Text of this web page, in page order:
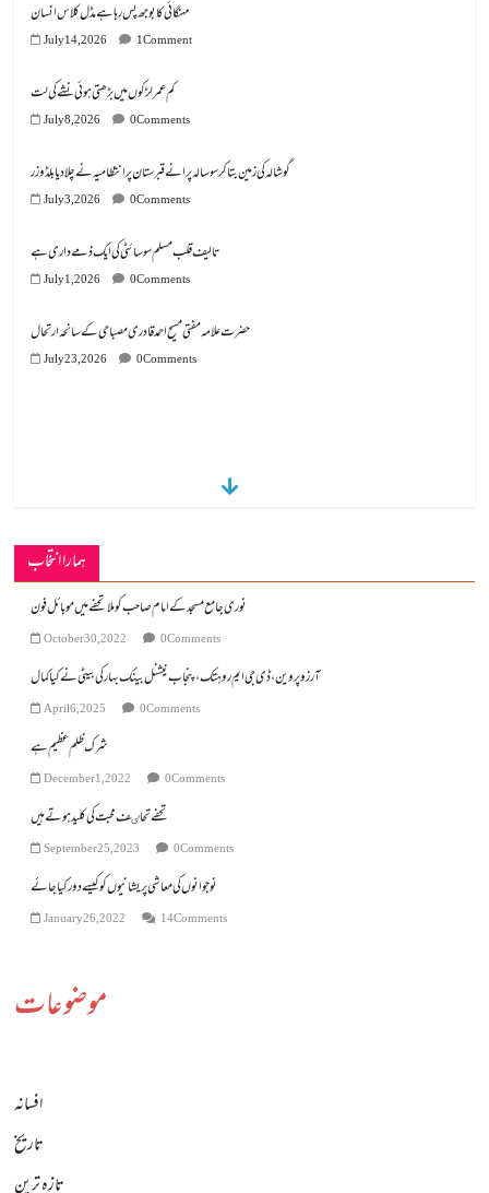
مہنگائی کا بوجھ پس رہا ہے مڈل کلاس انسان
July 14, 2026 1 Comment
کم عمر لڑکوں میں بڑھتی ہوئی نشے کی لت
July 8, 2026 0 Comments
گوشالہ کی زمین بتا کر سوسالہ پرانے قبرستان پر انتظامیہ نے چلا دیا بلڈوزر
July 3, 2026 0 Comments
تالیف قلب مسلم سوسائٹی کی ایک ذمے داری ہے
July 1, 2026 0 Comments
July 23, 2026 0 Comments
ہمارا انتخاب
نوری جامع مسجد کے امام صاحب کو ملا تحفے میں موبائل فون
October 30, 2022 0 Comments
آرزو پروین ،ڈی جی ایم روہتک ،پنجاب نیشنل بینک بہار کی بیٹی نے کیا کمال
April 6, 2025 0 Comments
شرک ظلم عظیم ہے
December 1, 2022 0 Comments
تحفے تحاٸف محبت کی کلید ہوتے ہیں
September 25, 2023 0 Comments
نوجوانوں کی معاشی پریشانیوں کوکیسے دورکیا جائے
January 26, 2022 14 Comments
موضوعات
افسانہ
تاریخ
تازہ ترین